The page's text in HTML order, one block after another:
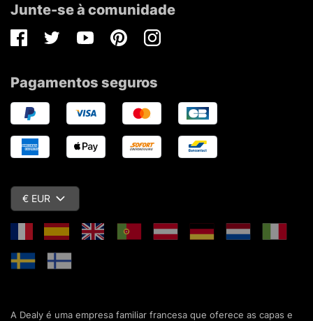
Junte-se à comunidade
FacebookTwitterYoutubePinterestInstagram
Pagamentos seguros
€ EUR
A Dealy é uma empresa familiar francesa que oferece as capas e